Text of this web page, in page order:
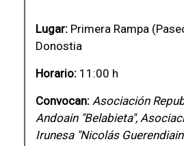
Lugar: Primera Rampa
Donostia
Horario: 11:00 h
Convocan: Asociación
Andoain "Belabieta",
Irunesa "Nicolás